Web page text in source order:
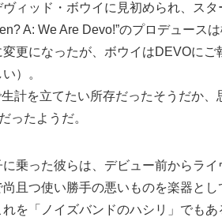
ィッド・ボウイに見初められ、ス
A: We Are Devo!”のプロデュース
更になったが、ボウイはDEVOに
）。
計を立てたい所存だったそうだか
ったようだ。
乗った彼らは、デビュー前からラ
且つ使い勝手の悪いものを楽器と
を「ノイズバンドのハシリ」でも